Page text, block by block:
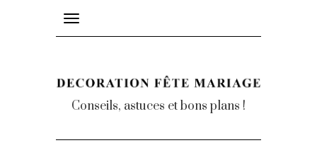
Toggle
navigation
Conseils, astuces et bons plans !